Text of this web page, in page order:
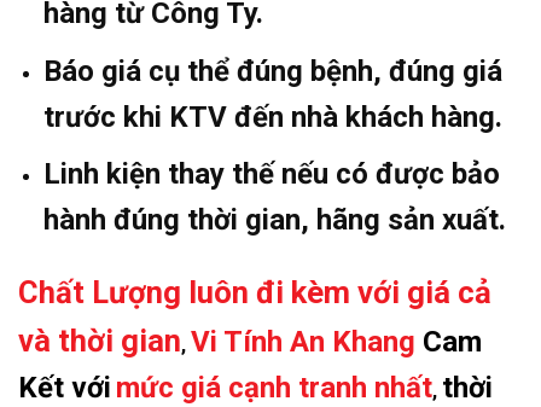
hàng từ Công Ty.
Báo giá cụ thể đúng bệnh, đúng giá
trước khi KTV đến nhà khách hàng.
Linh kiện thay thế nếu có được bảo
hành đúng thời gian, hãng sản xuất.
Chất Lượng luôn đi kèm với giá cả
và thời gian, Vi Tính An Khang Cam
Kết với mức giá cạnh tranh nhất, thời